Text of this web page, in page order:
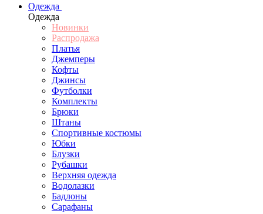
Одежда
Одежда
Новинки
Распродажа
Платья
Джемперы
Кофты
Джинсы
Футболки
Комплекты
Брюки
Штаны
Спортивные костюмы
Юбки
Блузки
Рубашки
Верхняя одежда
Водолазки
Бадлоны
Сарафаны